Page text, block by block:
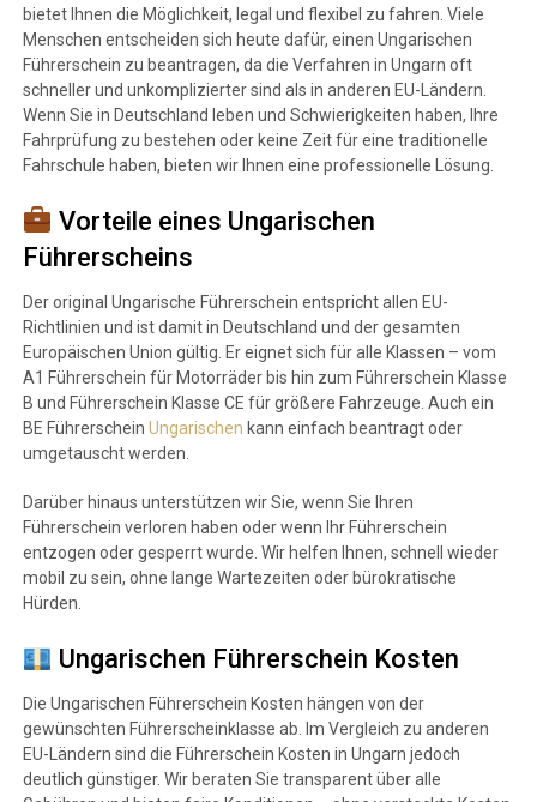
bietet Ihnen die Möglichkeit, legal und flexibel zu fahren. Viele
Menschen entscheiden sich heute dafür, einen Ungarischen
Führerschein zu beantragen, da die Verfahren in Ungarn oft
schneller und unkomplizierter sind als in anderen EU-Ländern.
Wenn Sie in Deutschland leben und Schwierigkeiten haben, Ihre
Fahrprüfung zu bestehen oder keine Zeit für eine traditionelle
Fahrschule haben, bieten wir Ihnen eine professionelle Lösung.
Vorteile eines Ungarischen
Führerscheins
Der original Ungarische Führerschein entspricht allen EU-
Richtlinien und ist damit in Deutschland und der gesamten
Europäischen Union gültig. Er eignet sich für alle Klassen – vom
A1 Führerschein für Motorräder bis hin zum Führerschein Klasse
B und Führerschein Klasse CE für größere Fahrzeuge. Auch ein
BE Führerschein Ungarischen kann einfach beantragt oder
umgetauscht werden.
Darüber hinaus unterstützen wir Sie, wenn Sie Ihren
Führerschein verloren haben oder wenn Ihr Führerschein
entzogen oder gesperrt wurde. Wir helfen Ihnen, schnell wieder
mobil zu sein, ohne lange Wartezeiten oder bürokratische
Hürden.
Ungarischen Führerschein Kosten
Die Ungarischen Führerschein Kosten hängen von der
gewünschten Führerscheinklasse ab. Im Vergleich zu anderen
EU-Ländern sind die Führerschein Kosten in Ungarn jedoch
deutlich günstiger. Wir beraten Sie transparent über alle